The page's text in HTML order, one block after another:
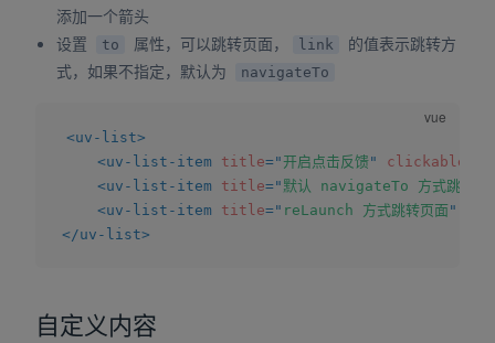
添加一个箭头
设置
to 属性，可以跳转页面， link
的值表示跳转方
式，如果不指定，默认为
navigateTo
<uv-list>
<uv-list-item title="开启点击反馈" clickable
<uv-list-item title=" 默认 navigateTo 方式跳转页
<uv-list-item title=" reLaunch 方式跳转页面"
</uv-list>
自定义内容